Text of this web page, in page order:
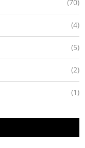
(70)
(4)
(5)
(2)
(1)